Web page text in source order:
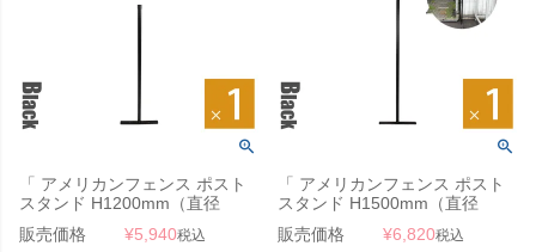
「 アメリカンフェンス ポスト
スタンド H1200mm（直径
31.8mm） ブラック ※ゴムキャ
ップ付 」
販売価格 ¥5,940税込
「 アメリカンフェンス ポスト
スタンド H1500mm（直径
31.8mm） ブラック ※ゴムキャ
ップ付 」
販売価格 ¥6,820税込